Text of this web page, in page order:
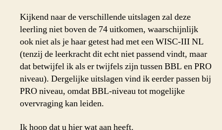
Kijkend naar de verschillende uitslagen zal deze
leerling niet boven de 74 uitkomen, waarschijnlijk
ook niet als je haar getest had met een WISC-III NL
(tenzij de leerkracht dit echt niet passend vindt, maar
dat betwijfel ik als er twijfels zijn tussen BBL en PRO
niveau). Dergelijke uitslagen vind ik eerder passen bij
PRO niveau, omdat BBL-niveau tot mogelijke
overvraging kan leiden.
Ik hoop dat u hier wat aan heeft.